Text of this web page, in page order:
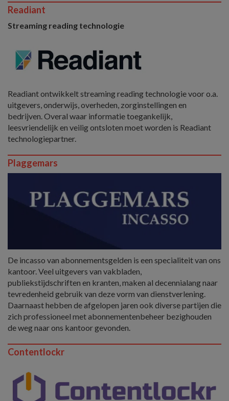
Readiant
Streaming reading technologie
Readiant ontwikkelt streaming reading technologie voor o.a.
uitgevers, onderwijs, overheden, zorginstellingen en
bedrijven. Overal waar informatie toegankelijk,
leesvriendelijk en veilig ontsloten moet worden is Readiant
technologiepartner.
Plaggemars
De incasso van abonnementsgelden is een specialiteit van ons
kantoor. Veel uitgevers van vakbladen,
publiekstijdschriften en kranten, maken al decennialang naar
tevredenheid gebruik van deze vorm van dienstverlening.
Daarnaast hebben de afgelopen jaren ook diverse partijen die
zich professioneel met abonnementenbeheer bezighouden
de weg naar ons kantoor gevonden.
Contentlockr